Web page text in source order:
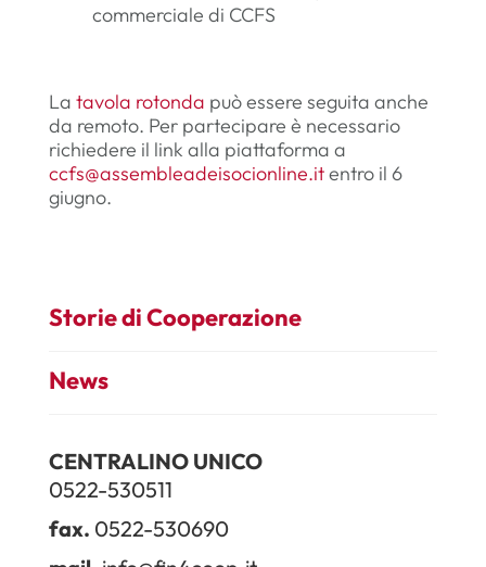
commerciale di CCFS
La tavola rotonda può essere seguita anche
da remoto. Per partecipare è necessario
richiedere il link alla piattaforma a
ccfs@assembleadeisocionline.itentro il 6
giugno.
Storie di Cooperazione
News
CENTRALINO UNICO
0522-530511
fax. 0522-530690